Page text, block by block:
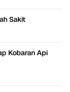
Sakit
Kobaran Api